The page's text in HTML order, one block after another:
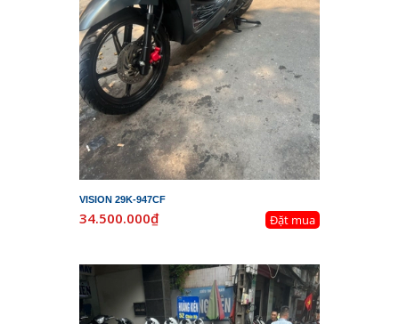
VISION 29K-947CF
34.500.000₫ Đặt mua